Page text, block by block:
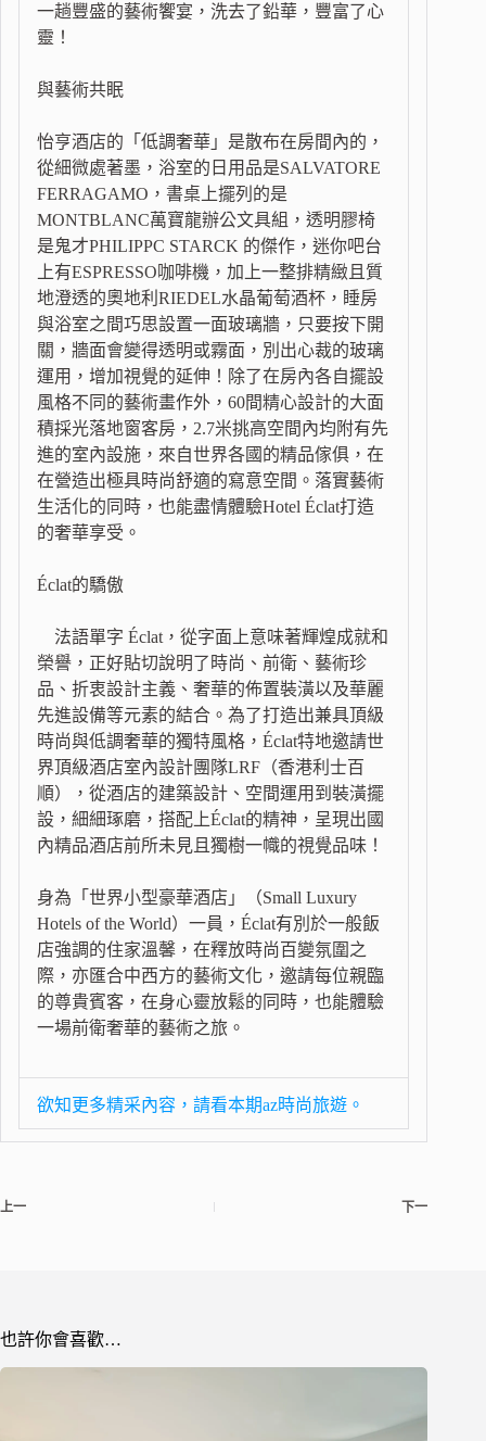
一趟豐盛的藝術饗宴，洗去了鉛華，豐富了心
靈！
與藝術共眠
怡亨酒店的「低調奢華」是散布在房間內的，
從細微處著墨，浴室的日用品是SALVATORE
FERRAGAMO，書桌上擺列的是
MONTBLANC萬寶龍辦公文具組，透明膠椅
是鬼才PHILIPPC STARCK 的傑作，迷你吧台
上有ESPRESSO咖啡機，加上一整排精緻且質
地澄透的奧地利RIEDEL水晶葡萄酒杯，睡房
與浴室之間巧思設置一面玻璃牆，只要按下開
關，牆面會變得透明或霧面，別出心裁的玻璃
運用，增加視覺的延伸！除了在房內各自擺設
風格不同的藝術畫作外，60間精心設計的大面
積採光落地窗客房，2.7米挑高空間內均附有先
進的室內設施，來自世界各國的精品傢俱，在
在營造出極具時尚舒適的寫意空間。落實藝術
生活化的同時，也能盡情體驗Hotel Éclat打造
的奢華享受。
Éclat的驕傲
法語單字 Éclat，從字面上意味著輝煌成就和
榮譽，正好貼切說明了時尚、前衛、藝術珍
品、折衷設計主義、奢華的佈置裝潢以及華麗
先進設備等元素的結合。為了打造出兼具頂級
時尚與低調奢華的獨特風格，Éclat特地邀請世
界頂級酒店室內設計團隊LRF（香港利士百
順），從酒店的建築設計、空間運用到裝潢擺
設，細細琢磨，搭配上Éclat的精神，呈現出國
內精品酒店前所未見且獨樹一幟的視覺品味！
身為「世界小型豪華酒店」（Small Luxury
Hotels of the World）一員，Éclat有別於一般飯
店強調的住家溫馨，在釋放時尚百變氛圍之
際，亦匯合中西方的藝術文化，邀請每位親臨
的尊貴賓客，在身心靈放鬆的同時，也能體驗
一場前衛奢華的藝術之旅。
欲知更多精采內容，請看本期az時尚旅遊。
上一 下一
也許你會喜歡…